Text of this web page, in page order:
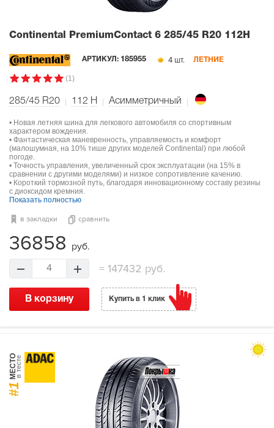
Continental PremiumContact 6 285/45 R20 112H
АРТИКУЛ: 185955 4 шт. ЛЕТНИЕ
(1)
285/45 R20 112 H Асимметричный
• Новая летняя шина для легкового автомобиля со спортивным
характером вождения.
• Фантастическая маневренность, управляемость и комфорт
(малошумная, на 10% тише других моделей Continental) при любой
погоде.
• Точность управления, увеличенный срок эксплуатации (на 15% в
сравнении с другими моделями) и низкое сопротивление качению.
• Короткий тормозной путь, благодаря инновационному составу резины
с диоксидом кремния.
Показать полностью
в закладки сравнить
36858 руб.
4 =147432 руб.
В корзину Купить в 1 клик
#1
МЕСТОв тесте